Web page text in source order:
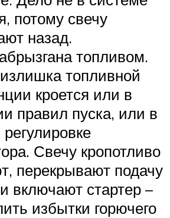
потому свечу
назад.
топливом.
топливной
кроется или в
правил пуска, или в
Свечу кропотливо
перекрывают подачу
включают стартер –
избытки горючего